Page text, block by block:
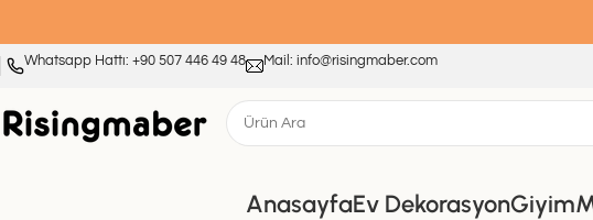
Whatsapp Hattı: +90 507 446 49 48 Mail: info@risingmaber.com
AnasayfaEv DekorasyonGiyim